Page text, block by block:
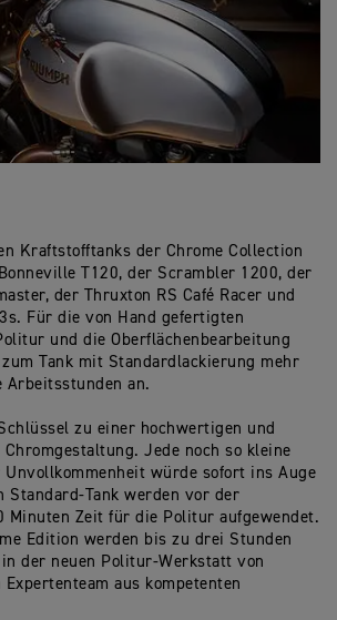
Kraftstofftanks der Chrome Collection
T120, der Scrambler 1200, der
der Thruxton RS Café Racer und
Für die von Hand gefertigten
und die Oberflächenbearbeitung
Tank mit Standardlackierung mehr
Arbeitsstunden an.
zu einer hochwertigen und
Jede noch so kleine
Unvollkommenheit würde sofort ins Auge
Standard-Tank werden vor der
Minuten Zeit für die Politur aufgewendet.
Edition werden bis zu drei Stunden
der neuen Politur-Werkstatt von
Expertenteam aus kompetenten